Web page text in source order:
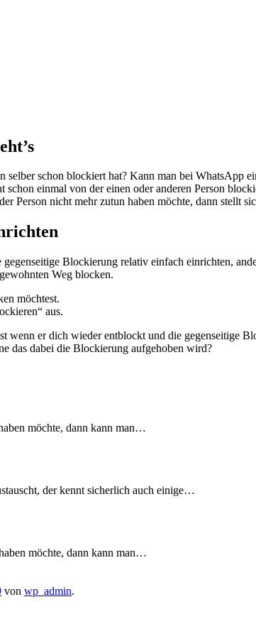
schon blockiert hat? Kann man bei
einmal von der einen oder anderen Person
Person nicht mehr zutun haben möchte, dann stellt
Blockierung relativ einfach einrichten,
Weg blocken.
möchtest.
aus.
wenn er dich wieder entblockt und die gegenseitige
das dabei die Blockierung aufgehoben wird?
möchte, dann kann man…
der kennt sicherlich auch einige…
möchte, dann kann man…
von wp_admin.